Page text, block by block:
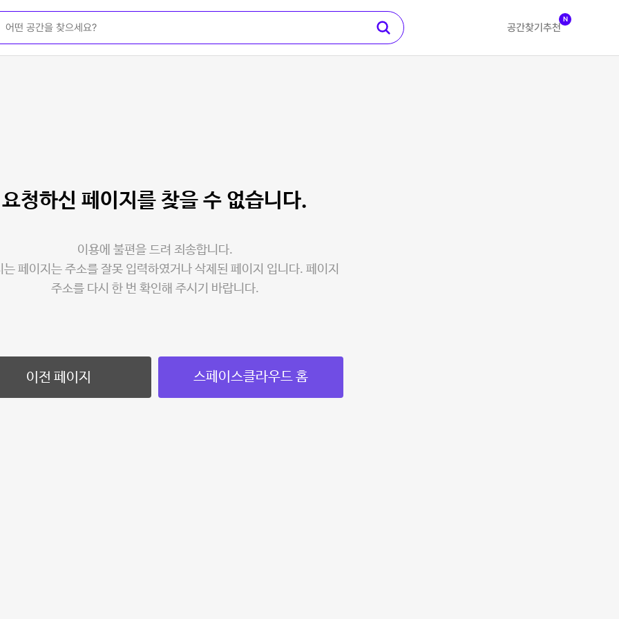
공간찾기 추천
N
요청하신 페이지를 찾을 수 없습니다.
이용에 불편을 드려 죄송합니다.
는 페이지는 주소를 잘못 입력하였거나 삭제된 페이지 입니다. 페이지
주소를 다시 한 번 확인해 주시기 바랍니다.
이전 페이지 스페이스클라우드 홈